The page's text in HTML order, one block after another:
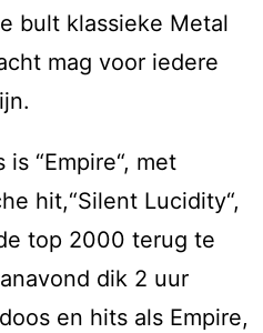
bult klassieke Metal
mag voor iedere
“Empire“, met
hit,“Silent Lucidity“,
top 2000 terug te
dik 2 uur
en hits als Empire,